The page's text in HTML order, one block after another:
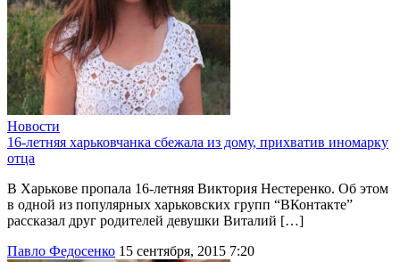
Новости
16-летняя харьковчанка сбежала из дому, прихватив иномарку
отца
В Харькове пропала 16-летняя Виктория Нестеренко. Об этом
в одной из популярных харьковских групп “ВКонтакте”
рассказал друг родителей девушки Виталий […]
Павло Федосенко 15 сентября, 2015 7:20